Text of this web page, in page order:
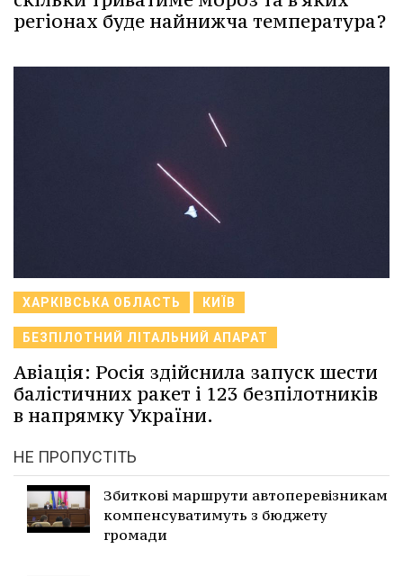
регіонах буде найнижча температура?
ХАРКІВСЬКА ОБЛАСТЬ КИЇВ
БЕЗПІЛОТНИЙ ЛІТАЛЬНИЙ АПАРАТ
Авіація: Росія здійснила запуск шести
балістичних ракет і 123 безпілотників
в напрямку України.
НЕ ПРОПУСТІТЬ
Збиткові маршрути автоперевізникам
компенсуватимуть з бюджету
громади